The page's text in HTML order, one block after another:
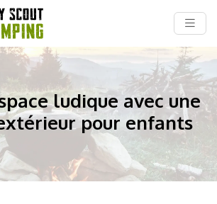
ludique avec une
pour enfants